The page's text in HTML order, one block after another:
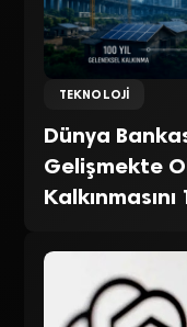
TEKNOLOJI
Dünya
Gelişmekte